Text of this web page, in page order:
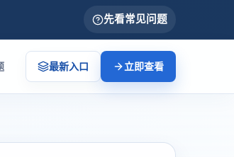
先看常见问题
最新入口 立即查看